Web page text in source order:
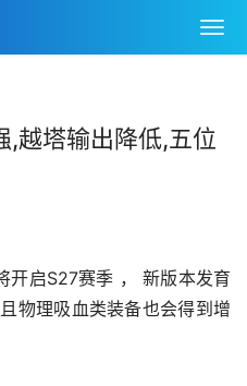
,越塔输出降低,五位
开启S27赛季 ， 新版本发育
物理吸血类装备也会得到增